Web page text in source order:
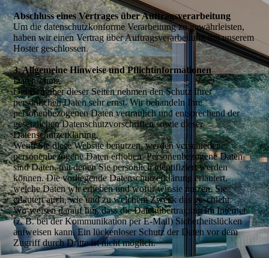
Abschluss eines Vertrages über Auftragsverarbeitung
Um die datenschutzkonforme Verarbeitung zu gewährleisten,
haben wir einen Vertrag über Auftragsverarbeitung mit unserem
Hoster geschlossen.
3. Allgemeine Hinweise und Pflichtinformationen
Datenschutz
Die Betreiber dieser Seiten nehmen den Schutz Ihrer
persönlichen Daten sehr ernst. Wir behandeln Ihre
personenbezogenen Daten vertraulich und entsprechend der
gesetzlichen Datenschutzvorschriften sowie dieser
Datenschutzerklärung.
Wenn Sie diese Website benutzen, werden verschiedene
personenbezogene Daten erhoben. Personenbezogene Daten
sind Daten, mit denen Sie persönlich identifiziert werden
können. Die vorliegende Datenschutzerklärung erläutert,
welche Daten wir erheben und wofür wir sie nutzen. Sie
erläutert auch, wie und zu welchem Zweck das geschieht.
Wir weisen darauf hin, dass die Datenübertragung im Internet
(z. B. bei der Kommunikation per E-Mail) Sicherheitslücken
aufweisen kann. Ein lückenloser Schutz der Daten vor dem
Zugriff durch Dritte ist nicht möglich.